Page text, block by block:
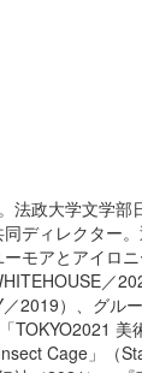
法政大学文学部
ディレクター
モアとアイロ
／
／2019）、グル
TOKYO2021 美
Cage」（